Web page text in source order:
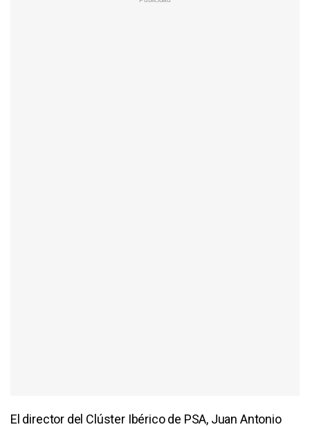
El director del Clúster Ibérico de PSA, Juan Antonio